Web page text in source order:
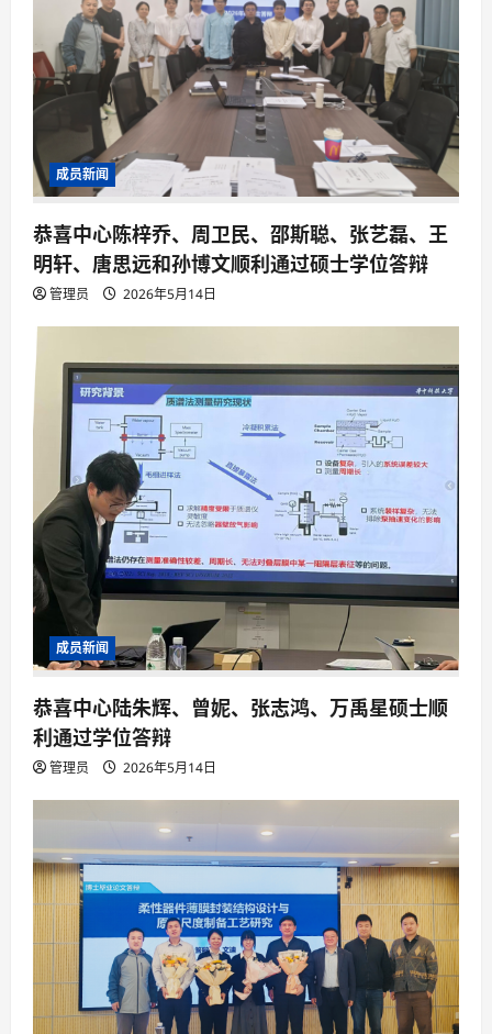
成员新闻
恭喜中心陈梓乔、周卫民、邵斯聪、张艺磊、王
明轩、唐思远和孙博文顺利通过硕士学位答辩
管理员 2026年5月14日
成员新闻
恭喜中心陆朱辉、曾妮、张志鸿、万禹星硕士顺
利通过学位答辩
管理员 2026年5月14日